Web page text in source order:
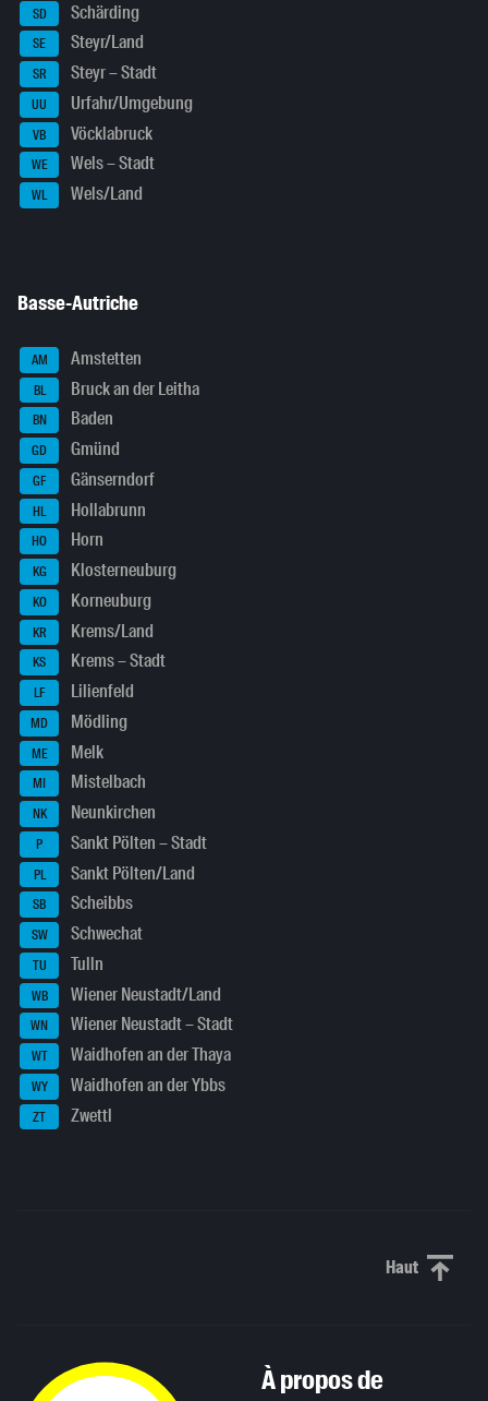
SD Schärding
SE Steyr/Land
SR Steyr – Stadt
UU Urfahr/Umgebung
VB Vöcklabruck
WE Wels – Stadt
WL Wels/Land
Basse-Autriche
AM Amstetten
BL Bruck an der Leitha
BN Baden
GD Gmünd
GF Gänserndorf
HL Hollabrunn
HO Horn
KG Klosterneuburg
KO Korneuburg
KR Krems/Land
KS Krems – Stadt
LF Lilienfeld
MD Mödling
ME Melk
MI Mistelbach
NK Neunkirchen
P Sankt Pölten – Stadt
PL Sankt Pölten/Land
SB Scheibbs
SW Schwechat
TU Tulln
WB Wiener Neustadt/Land
WN Wiener Neustadt – Stadt
WT Waidhofen an der Thaya
WY Waidhofen an der Ybbs
ZT Zwettl
HautHaut de
À propos de